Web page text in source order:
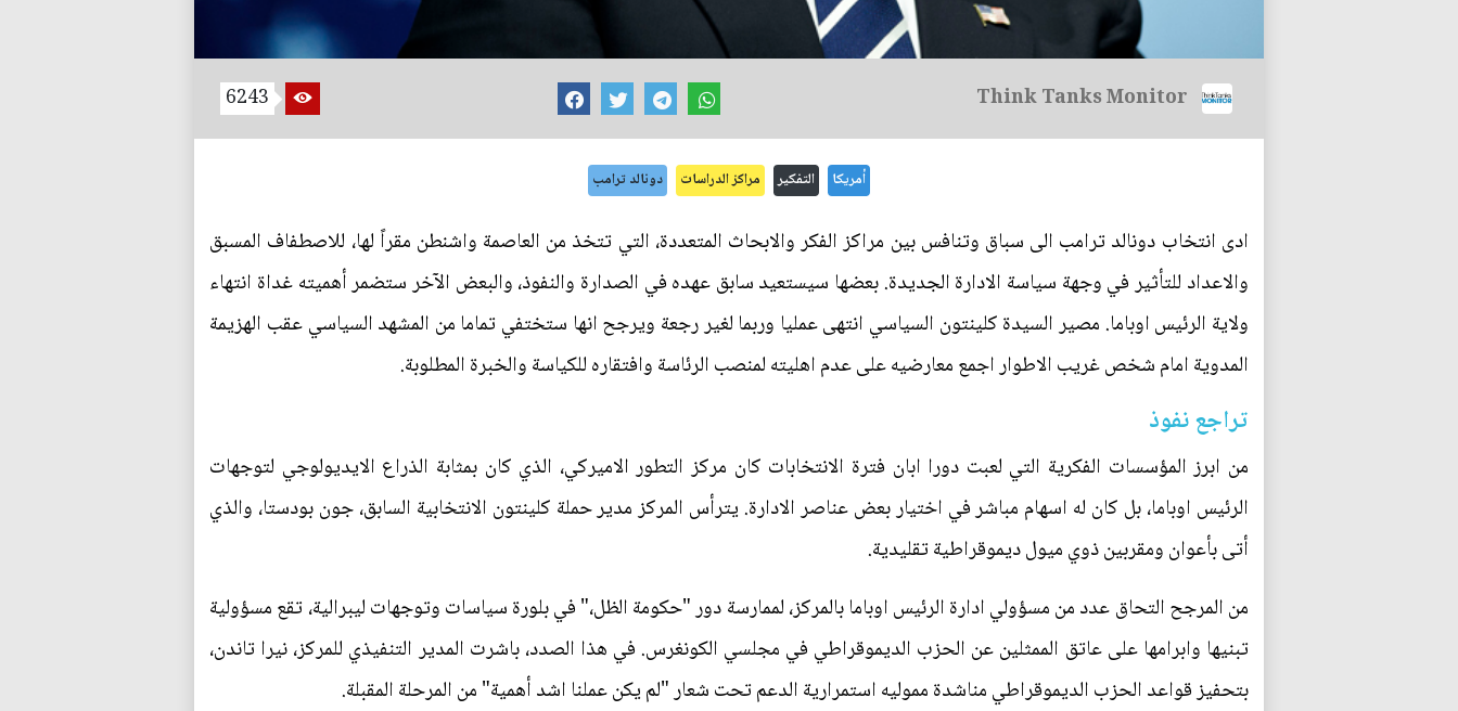
Think Tanks Monitor
6243
أمريكا التفكير مراكز الدراسات دونالد ترامب
ادى انتخاب دونالد ترامب الى سباق وتنافس بين مراكز الفكر والابحاث المتعددة، التي تتخذ من العاصمة واشنطن مقراً لها، للاصطفاف المسبق
والاعداد للتأثير في وجهة سياسة الادارة الجديدة. بعضها سيستعيد سابق عهده في الصدارة والنفوذ، والبعض الآخر ستضمر أهميته غداة انتهاء
ولاية الرئيس اوباما. مصير السيدة كلينتون السياسي انتهى عمليا وربما لغير رجعة ويرجح انها ستختفي تماما من المشهد السياسي عقب الهزيمة
المدوية امام شخص غريب الاطوار اجمع معارضيه على عدم اهليته لمنصب الرئاسة وافتقاره للكياسة والخبرة المطلوبة.
تراجع نفوذ
من ابرز المؤسسات الفكرية التي لعبت دورا ابان فترة الانتخابات كان مركز التطور الاميركي، الذي كان بمثابة الذراع الايديولوجي لتوجهات
الرئيس اوباما، بل كان له اسهام مباشر في اختيار بعض عناصر الادارة. يترأس المركز مدير حملة كلينتون الانتخابية السابق، جون بودستا، والذي
أتى بأعوان ومقربين ذوي ميول ديموقراطية تقليدية.
من المرجح التحاق عدد من مسؤولي ادارة الرئيس اوباما بالمركز، لممارسة دور "حكومة الظل،" في بلورة سياسات وتوجهات ليبرالية، تقع مسؤولية
تبنيها وابرامها على عاتق الممثلين عن الحزب الديموقراطي في مجلسي الكونغرس. في هذا الصدد، باشرت المدير التنفيذي للمركز، نيرا تاندن،
بتحفيز قواعد الحزب الديموقراطي مناشدة مموليه استمرارية الدعم تحت شعار "لم يكن عملنا اشد أهمية" من المرحلة المقبلة.